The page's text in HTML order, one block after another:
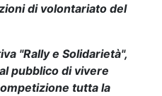
di volontariato del
"Rally e Solidarietà",
pubblico di vivere
tutta la